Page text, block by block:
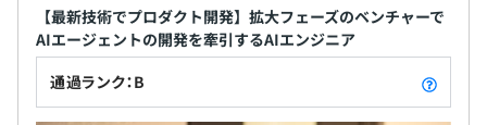
【最新技術でプロダクト開発】拡大フェーズのベンチャーで
AIエージェントの開発を牽引するAIエンジニア
通過ランク：B